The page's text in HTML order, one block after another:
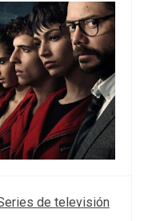
de televisión